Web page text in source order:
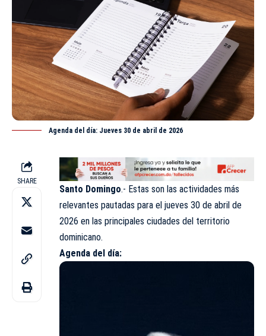
Agenda del día: Jueves 30 de abril de 2026
SHARE
Santo Domingo.- Estas son las actividades más
relevantes pautadas para el jueves 30 de abril de
2026 en las principales ciudades del territorio
dominicano.
Agenda del día: